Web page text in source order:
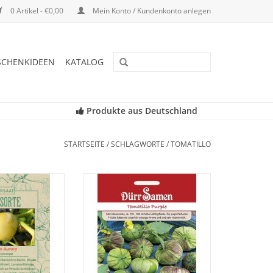
0 Artikel - €0,00 Mein Konto / Kundenkonto anlegen
KATALOG
Produkte aus Deutschland
STARTSEITE /SCHLAGWORTE /TOMATILLO
seltene,
wieder, die
geraten ist!
HINZUFÜGEN
Tomatillo Purple ist eine sehr
interessante, ca. 150-200cm hohe
Solitärpflanze. Die
purpurfarbenen Früchte haben
ein säuerlich-würziges Aroma und
sind sehr vitaminreich.
ZUM WARENKORB HINZUFÜGEN